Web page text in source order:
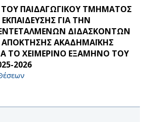
ΠΑΙΔΑΓΩΓΙΚΟΥ ΤΜΗΜΑΤΟΣ
ΓΙΑ ΤΗΝ
ΔΙΔΑΣΚΟΝΤΩΝ
ΑΠΟΚΤΗΣΗΣ ΑΚΑΔΗΜΑΪΚΗΣ
ΤΟ ΧΕΙΜΕΡΙΝΟ ΕΞΑΜΗΝΟ ΤΟΥ
2026